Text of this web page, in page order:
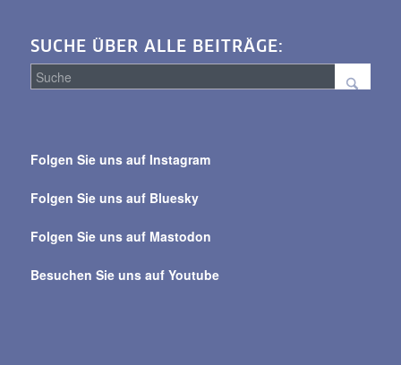
SUCHE ÜBER ALLE BEITRÄGE:
alle
Folgen Sie uns auf Instagram
Folgen Sie uns auf Bluesky
Folgen Sie uns auf Mastodon
Besuchen Sie uns auf Youtube